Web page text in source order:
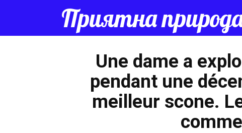
Приятна
Une dame a
pendant une
meilleur scone.